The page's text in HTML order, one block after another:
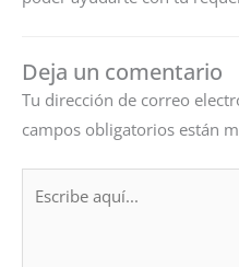
Deja un comentario
Tu dirección de correo
campos obligatorios están